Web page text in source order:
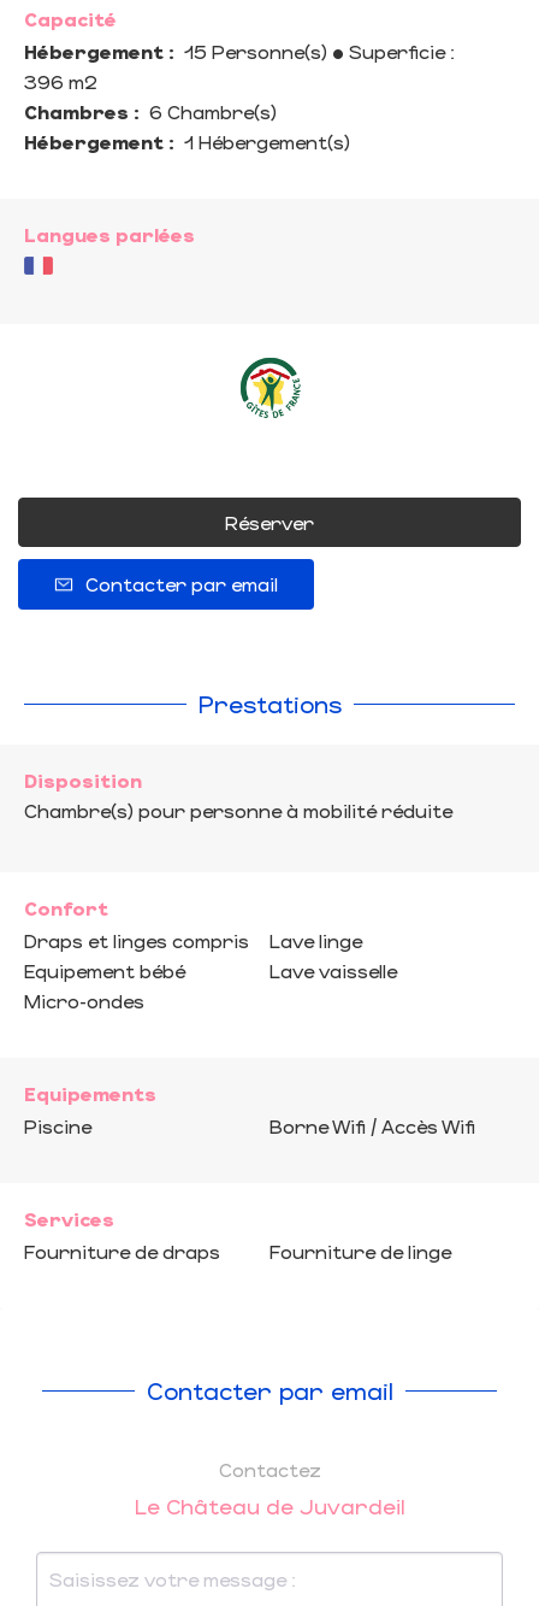
Capacité
Hébergement : 15 Personne(s) • Superficie :
396 m2
Chambres : 6 Chambre(s)
Hébergement : 1 Hébergement(s)
Langues parlées
Réserver
Contacter par email
Prestations
Disposition
Chambre(s) pour personne à mobilité réduite
Confort
Draps et linges compris
Equipement bébé
Micro-ondes
Lave linge
Lave vaisselle
Equipements
Piscine
Borne Wifi / Accès Wifi
Services
Fourniture de draps
Fourniture de linge
Contacter par email
Contactez
Le Château de Juvardeil